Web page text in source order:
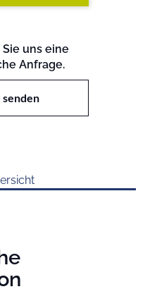
uns eine
Anfrage.